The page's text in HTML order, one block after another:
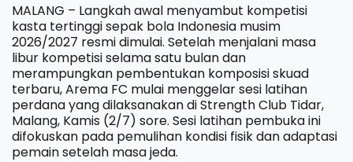
MALANG – Langkah awal menyambut kompetisi
kasta tertinggi sepak bola Indonesia musim
2026/2027 resmi dimulai. Setelah menjalani masa
libur kompetisi selama satu bulan dan
merampungkan pembentukan komposisi skuad
terbaru, Arema FC mulai menggelar sesi latihan
perdana yang dilaksanakan di Strength Club Tidar,
Malang, Kamis (2/7) sore. ​Sesi latihan pembuka ini
difokuskan pada pemulihan kondisi fisik dan adaptasi
pemain setelah masa jeda.